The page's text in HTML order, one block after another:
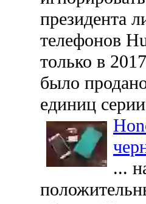
президента
телефонов
только в
было
единиц
...